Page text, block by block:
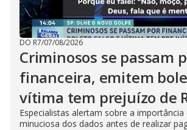
DO R7/07/08/2026
Criminosos se passam
financeira, emitem
vítima tem prejuízo de
Especialistas alertam sobre a importância
minuciosa dos dados antes de realizar